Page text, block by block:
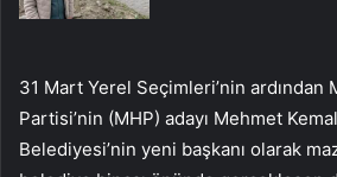
31 Mart Yerel Seçimleri’nin ardından
Partisi’nin (MHP) adayı Mehmet
Belediyesi’nin yeni başkanı olarak